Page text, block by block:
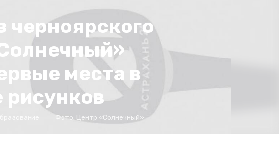
черноярского
места в
рисунков
Фото: Центр «Солнечный»